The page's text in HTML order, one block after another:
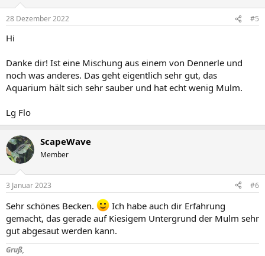
e
:
28 Dezember 2022 #5
Hi
Danke dir! Ist eine Mischung aus einem von Dennerle und
noch was anderes. Das geht eigentlich sehr gut, das
Aquarium hält sich sehr sauber und hat echt wenig Mulm.
Lg Flo
ScapeWave
Member
3 Januar 2023 #6
Sehr schönes Becken.
Ich habe auch dir Erfahrung
gemacht, das gerade auf Kiesigem Untergrund der Mulm sehr
gut abgesaut werden kann.
Gruß,